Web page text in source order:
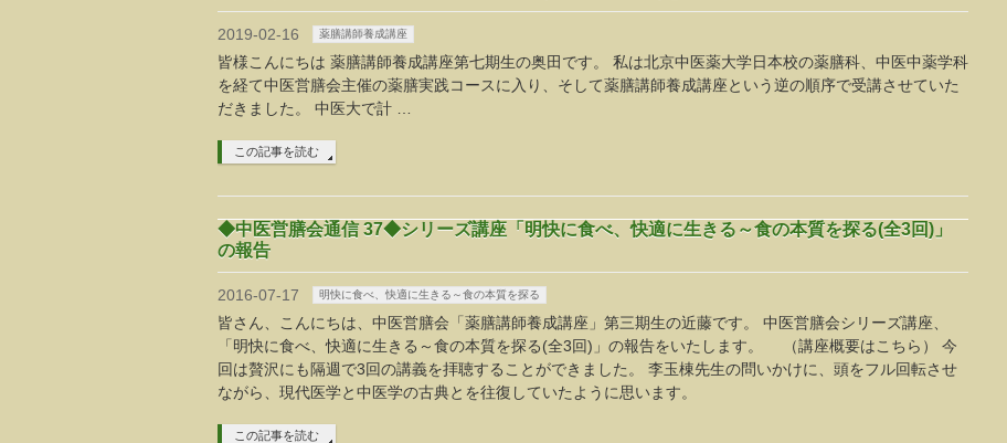
2019-02-16 薬膳講師養成講座
皆様こんにちは 薬膳講師養成講座第七期生の奥田です。 私は北京中医薬大学日本校の薬膳科、中医中薬学科
を経て中医営膳会主催の薬膳実践コースに入り、そして薬膳講師養成講座という逆の順序で受講させていた
だきました。 中医大で計 …
この記事を読む
◆中医営膳会通信 37◆シリーズ講座「明快に食べ、快適に生きる～食の本質を探る(全3回)」
の報告
2016-07-17 明快に食べ、快適に生きる～食の本質を探る
皆さん、こんにちは、中医営膳会「薬膳講師養成講座」第三期生の近藤です。 中医営膳会シリーズ講座、
「明快に食べ、快適に生きる～食の本質を探る(全3回)」の報告をいたします。 （講座概要はこちら） 今
回は贅沢にも隔週で3回の講義を拝聴することができました。 李玉棟先生の問いかけに、頭をフル回転させ
ながら、現代医学と中医学の古典とを往復していたように思います。
この記事を読む